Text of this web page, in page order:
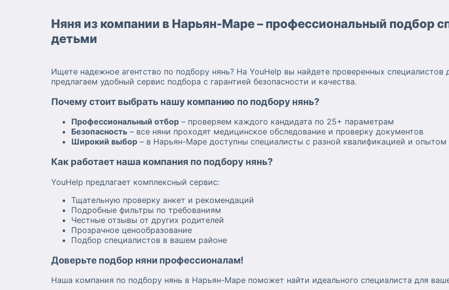
Няня из компании в Нарьян-Маре – профессиональный подбор
детьми
Ищете надежное агентство по подбору нянь? На YouHelp вы найдете проверенных
предлагаем удобный сервис подбора с гарантией безопасности и качества.
Почему стоит выбрать нашу компанию по подбору нянь?
Профессиональный отбор – проверяем каждого кандидата по 25+ параметрам
Безопасность – все няни проходят медицинское обследование и проверку документов
Широкий выбор – в Нарьян-Маре доступны специалисты с разной квалификацией и опытом
Как работает наша компания по подбору нянь?
YouHelp предлагает комплексный сервис:
Тщательную проверку анкет и рекомендаций
Подробные фильтры по требованиям
Честные отзывы от других родителей
Прозрачное ценообразование
Подбор специалистов в вашем районе
Доверьте подбор няни профессионалам!
Наша компания по подбору нянь в Нарьян-Маре поможет найти идеального специалиста для